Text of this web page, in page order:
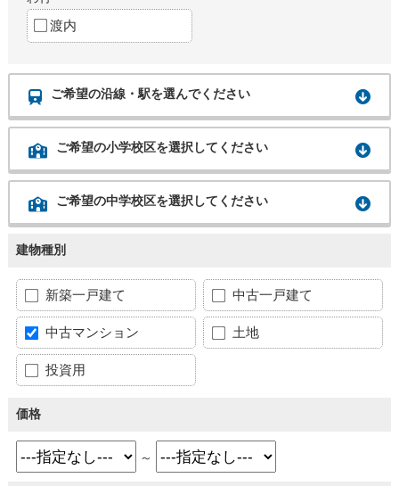
渡内
ご希望の沿線・駅を選んでください
ご希望の小学校区を選択してください
ご希望の中学校区を選択してください
建物種別
新築一戸建て 中古一戸建て
中古マンション 土地
投資用
価格
～